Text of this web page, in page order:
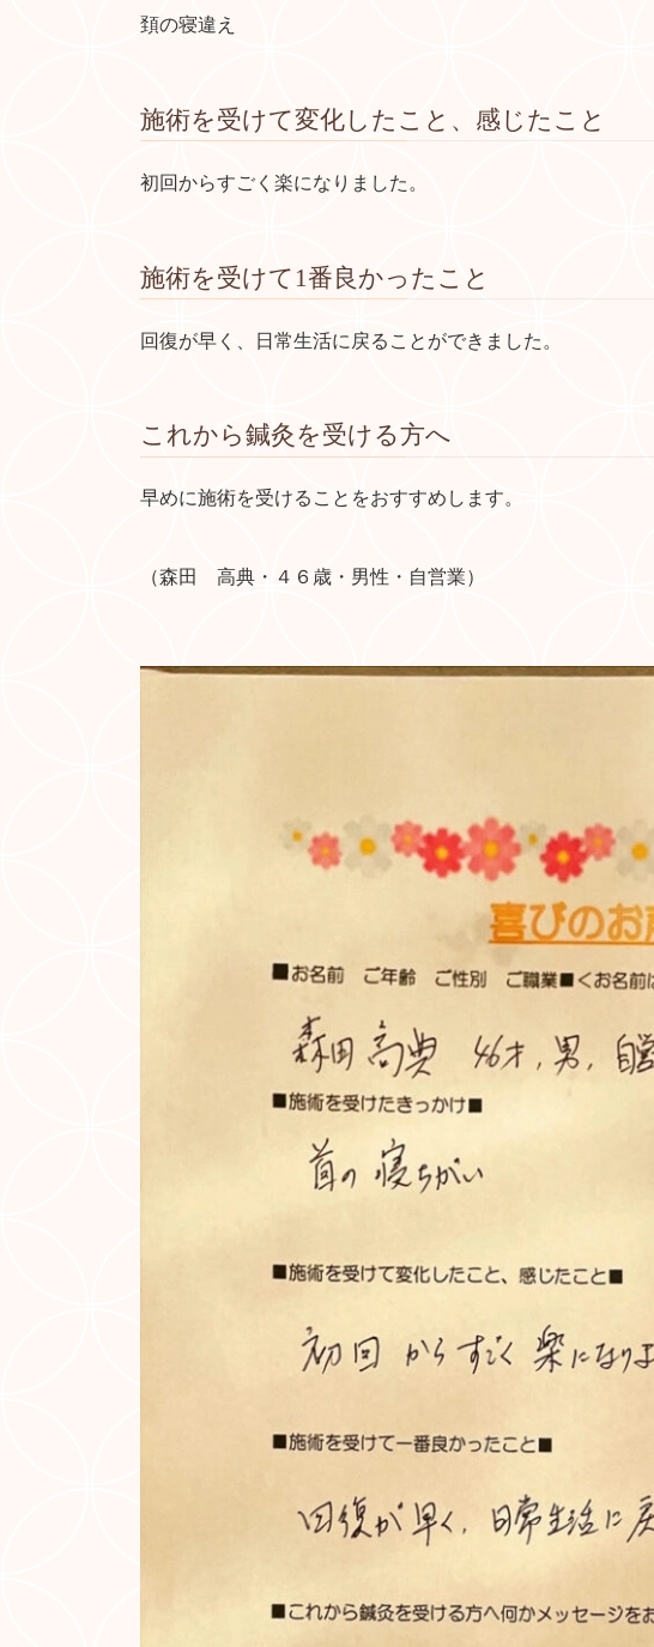
頚の寝違え
施術を受けて変化したこと、感じたこと
初回からすごく楽になりました。
施術を受けて1番良かったこと
回復が早く、日常生活に戻ることができました。
これから鍼灸を受ける方へ
早めに施術を受けることをおすすめします。
（森田 高典・４６歳・男性・自営業）